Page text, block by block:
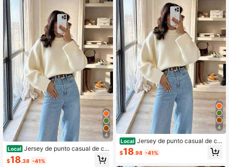
4
Local Jersey de punto casual de cu
ello redondo gris para mujer
$18.38 -41%
4
Local Jersey de punto casual de cu
ello redondo gris para mujer
$18.98 -41%